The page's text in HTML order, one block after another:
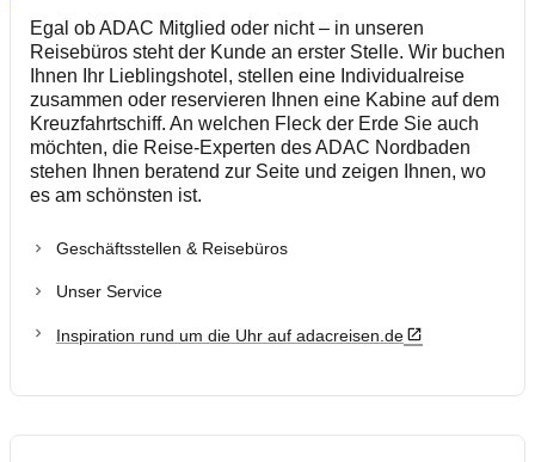
Geschäftsstellen & Reisebüros
Fahrsicherheitstraining
Unser Club
Egal ob ADAC Mitglied oder nicht – in unseren
Reisebüros steht der Kunde an erster Stelle. Wir buchen
Ihnen Ihr Lieblingshotel, stellen eine Individualreise
zusammen oder reservieren Ihnen eine Kabine auf dem
Kreuzfahrtschiff. An welchen Fleck der Erde Sie auch
möchten, die Reise-Experten des ADAC Nordbaden
stehen Ihnen beratend zur Seite und zeigen Ihnen, wo
es am schönsten ist.
Geschäftsstellen & Reisebüros
Unser Service
Inspiration rund um die Uhr auf adacreisen.de